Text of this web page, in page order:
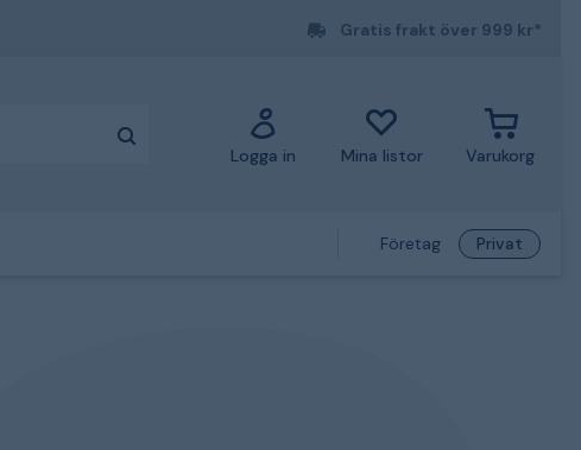
Gratis frakt över 999 kr*
Logga in Mina listor Varukorg
Företag Privat